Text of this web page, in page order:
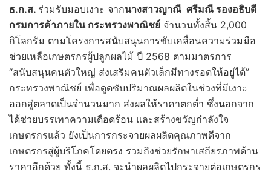
ธ.ก.ส. ร่วมรับมอบเงาะ จากนางสาวญาณี ศรีมณี รองอธิบดี
กรมการค้าภายใน กระทรวงพาณิชย์ จำนวนทั้งสิ้น 2,000
กิโลกรัม ตามโครงการสนับสนุนการขับเคลื่อนความร่วมมือ
ช่วยเหลือเกษตรกรผู้ปลูกผลไม้ ปี 2568 ตามมาตรการ
“สนับสนุนคนตัวใหญ่ ส่งเสริมคนตัวเล็กมีทางรอดให้อยู่ได้”
กระทรวงพาณิชย์ เพื่อดูดซับปริมาณผลผลิตในช่วงที่มีเงาะ
ออกสู่ตลาดเป็นจำนวนมาก ส่งผลให้ราคาตกต่ำ ซึ่งนอกจาก
ได้ช่วยบรรเทาความเดือดร้อน และสร้างขวัญกำลังใจ
เกษตรกรแล้ว ยังเป็นการกระจายผลผลิตคุณภาพดีจาก
เกษตรกรสู่ผู้บริโภคโดยตรง รวมถึงช่วยรักษาเสถียรภาพด้าน
ราคาอีกด้วย ทั้งนี้ ธ.ก.ส. จะนำผลผลิตไปกระจายต่อเกษตรกร